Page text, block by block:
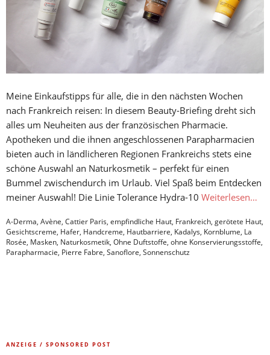
Meine Einkaufstipps für alle, die in den nächsten Wochen
nach Frankreich reisen: In diesem Beauty-Briefing dreht sich
alles um Neuheiten aus der französischen Pharmacie.
Apotheken und die ihnen angeschlossenen Parapharmacien
bieten auch in ländlicheren Regionen Frankreichs stets eine
schöne Auswahl an Naturkosmetik – perfekt für einen
Bummel zwischendurch im Urlaub. Viel Spaß beim Entdecken
meiner Auswahl! Die Linie Tolerance Hydra-10 Weiterlesen…
A-Derma, Avène, Cattier Paris, empfindliche Haut, Frankreich, gerötete Haut,
Gesichtscreme, Hafer, Handcreme, Hautbarriere, Kadalys, Kornblume, La
Rosée, Masken, Naturkosmetik, Ohne Duftstoffe, ohne Konservierungsstoffe,
Parapharmacie, Pierre Fabre, Sanoflore, Sonnenschutz
ANZEIGE / SPONSORED POST